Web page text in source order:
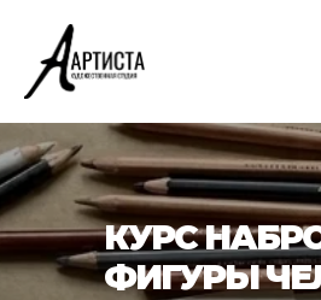
КУРС
ФИГУРЫ